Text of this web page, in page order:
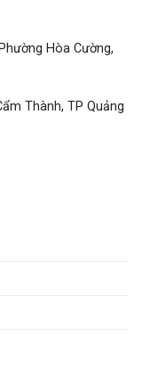
Hòa Cường,
Thành, TP Quảng